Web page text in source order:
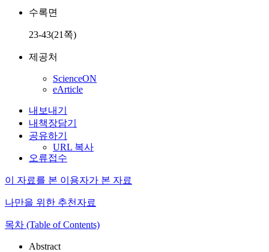
수록면
23-43(21쪽)
제공처
ScienceON
eArticle
내보내기
내책장담기
공유하기
URL 복사
오류접수
이 자료를 본 이용자가 본 자료
나만을 위한 추천자료
목차 (Table of Contents)
Abstract